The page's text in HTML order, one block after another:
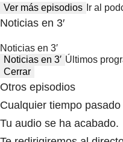
Ver más episodios Ir al
Noticias en 3′
Noticias en 3′
Noticias en 3′ Últimos
Cerrar
Otros episodios
Cualquier tiempo
Tu audio se ha acabado.